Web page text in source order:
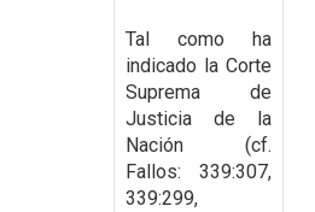
Tal como ha
indicado la Corte
Suprema de
Justicia de la
Nación (cf.
Fallos: 339:307,
339:299,